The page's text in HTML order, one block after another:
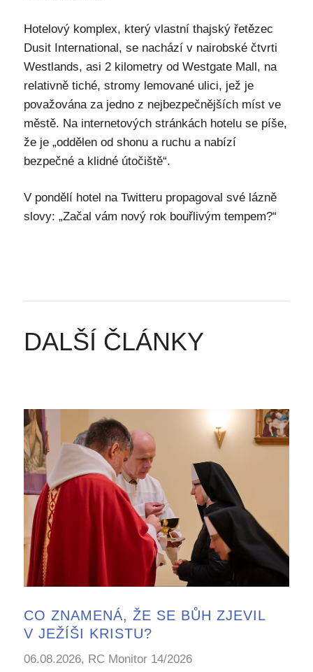
Hotelový komplex, který vlastní thajský řetězec
Dusit International, se nachází v nairobské čtvrti
Westlands, asi 2 kilometry od Westgate Mall, na
relativně tiché, stromy lemované ulici, jež je
považována za jedno z nejbezpečnějších míst ve
městě. Na internetových stránkách hotelu se píše,
že je „oddělen od shonu a ruchu a nabízí
bezpečné a klidné útočiště“.
V pondělí hotel na Twitteru propagoval své lázně
slovy: „Začal vám nový rok bouřlivým tempem?“
DALŠÍ ČLÁNKY
CO ZNAMENÁ, ŽE SE BŮH ZJEVIL
V JEŽÍŠI KRISTU?
06.08.2026, RC Monitor 14/2026